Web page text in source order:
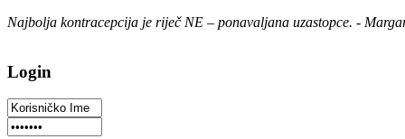
Najbolja kontracepcija je riječ NE – ponavaljana uzastopce. -
Login